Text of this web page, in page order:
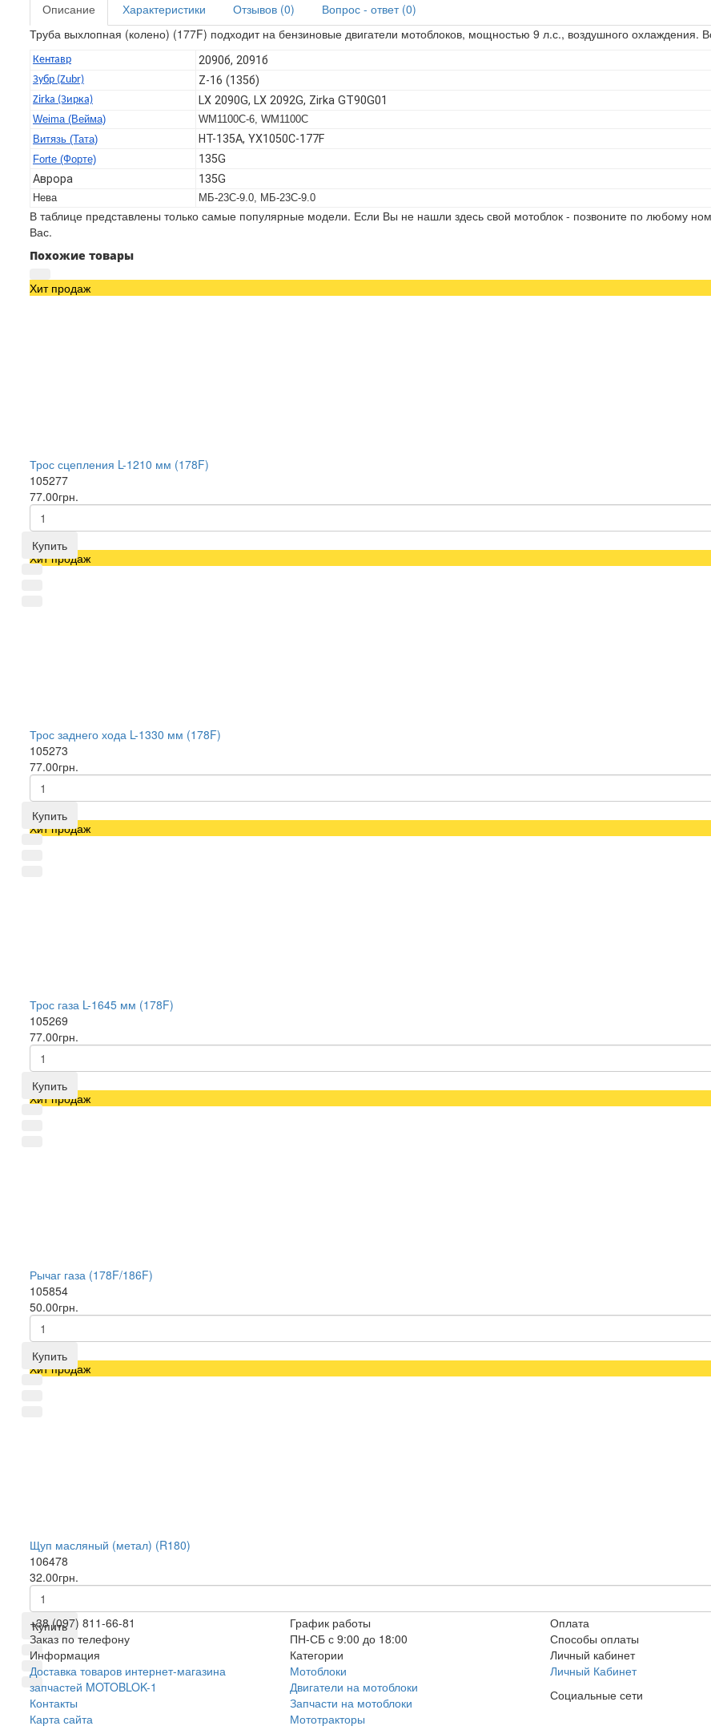
Описание
Характеристики Отзывов (0)
Вопрос - ответ (0)
Труба выхлопная (колено) (177F) подходит на бензиновые двигатели мотоблоков, мощностью 9 л.с., воздушного охлаждения.
Кентавр 2090б, 2091б
Зубр (Zubr) Z-16 (135б)
Zirka (Зирка) LX 2090G, LX 2092G, Zirka GT90G01
Weima (Вейма)
WM1100C-6, WM1100C
Витязь (Тата)
HT-135А, YX1050C-177F
Forte (Форте)
135G
Аврора
135G
Нева МБ-23С-9.0, МБ-23С-9.0
В таблице представлены только самые популярные модели. Если Вы не нашли здесь свой мотоблок - позвоните по любому
Вас.
Похожие товары
Хит продаж
Трос сцепления L-1210 мм (178F)
105277
77.00грн.
Купить
Хит продаж
Трос заднего хода L-1330 мм (178F)
105273
77.00грн.
Купить
Хит продаж
Трос газа L-1645 мм (178F)
105269
77.00грн.
Купить
Хит продаж
Рычаг газа (178F/186F)
105854
50.00грн.
Купить
Хит продаж
Щуп масляный (метал) (R180)
106478
32.00грн.
Купить
+38 (097) 811-66-81
Заказ по телефону
График работы
ПН-СБ с 9:00 до 18:00
Оплата
Способы оплаты
Информация
Доставка товаров интернет-магазина
запчастей MOTOBLOK-1
Контакты
Карта сайта
Категории
Мотоблоки
Двигатели на мотоблоки
Запчасти на мотоблоки
Мототракторы
Личный кабинет
Личный Кабинет
Социальные сети